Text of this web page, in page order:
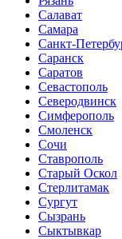
Салават
Самара
Санкт-
Саранск
Саратов
Севастополь
Северодвинск
Симферополь
Смоленск
Сочи
Ставрополь
Старый Оскол
Стерлитамак
Сургут
Сызрань
Сыктывкар